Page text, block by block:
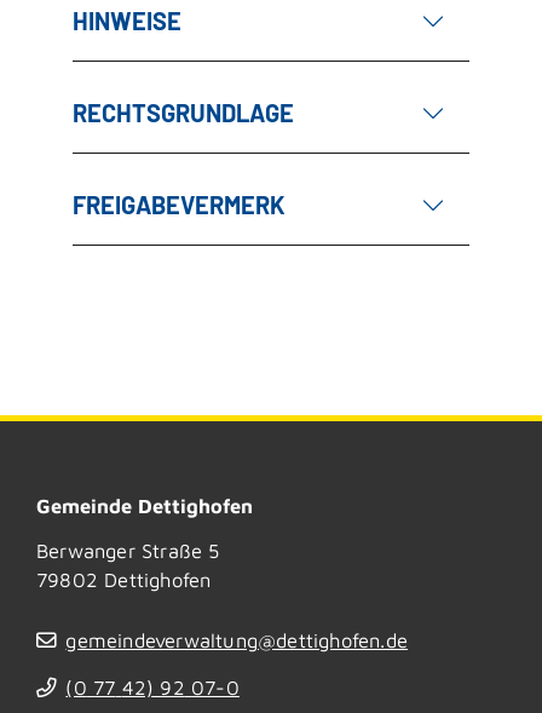
HINWEISE
RECHTSGRUNDLAGE
FREIGABEVERMERK
Gemeinde Dettighofen
Berwanger Straße 5
79802 Dettighofen
gemeindeverwaltung@dettighofen.de
(0 77 42) 92 07-0